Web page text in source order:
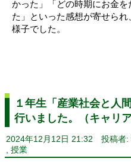
かった」「どの時期にお金
た」といった感想が寄せら
様子でした。
１年生「産業社会と人
行いました。（キャリア
2024年12月12日 21:32 投稿者:
授業